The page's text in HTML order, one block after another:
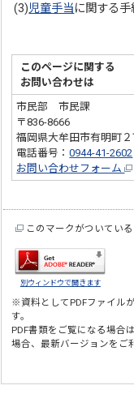
(3)児童手当に関する手
このページに関する
お問い合わせは
市民部 市民課
〒836-8666
福岡県大牟田市有明町
電話番号：0944-41-2602
お問い合わせフォーム
このマークがついてい
別ウィンドウで開きます
※資料としてPDFファイル
す。
PDF書類をご覧になる場合
場合、最新バージョンをご